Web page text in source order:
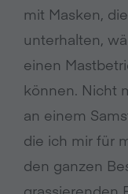
mit Masken,
unterhalten,
einen
können. Nicht
an einem
die ich mir für
den ganzen